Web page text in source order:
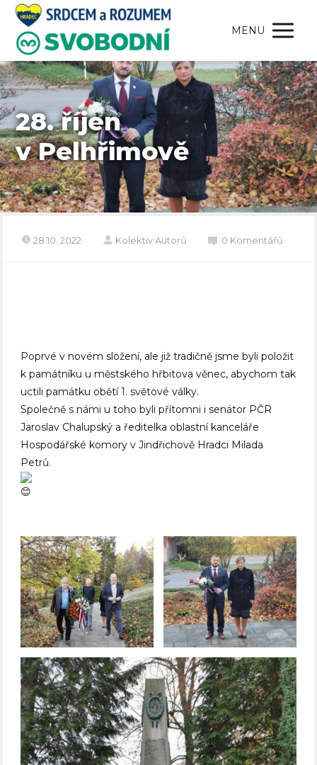
MENU
28. říjen
v Pelhřimově
28.10. 2022 Kolektiv Autorů 0 Komentářů
Poprvé v novém složení, ale již tradičně jsme byli položit
k památníku u městského hřbitova věnec, abychom tak
uctili památku obětí 1. světové války.
Společně s námi u toho byli přítomni i senátor PČR
Jaroslav Chalupský a ředitelka oblastní kanceláře
Hospodářské komory v Jindřichově Hradci Milada
Petrů.